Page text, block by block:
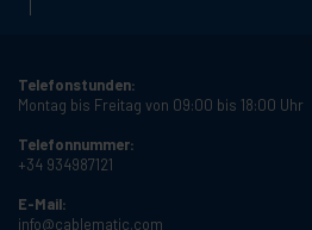
Telefonstunden:
Montag bis Freitag von 09:00 bis 18:00 Uhr
Telefonnummer:
+34 934987121
E-Mail:
info@cablematic.com